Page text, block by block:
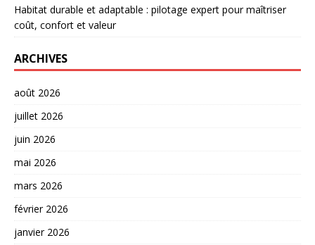
Habitat durable et adaptable : pilotage expert pour maîtriser
coût, confort et valeur
ARCHIVES
août 2026
juillet 2026
juin 2026
mai 2026
mars 2026
février 2026
janvier 2026